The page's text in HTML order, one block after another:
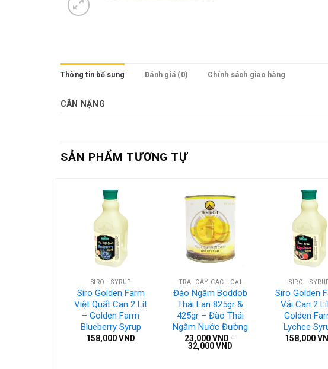
Thông tin bổ sung Đánh giá (0) Chính sách giao hàng
CÂN NẶNG
SẢN PHẨM TƯƠNG TỰ
SIRO - SYRUP
Siro Golden Farm
Việt Quất Can 2 Lít
– Golden Farm
Blueberry Syrup
158,000VND
TRÁI CÂY CÁC LOẠI
Đào Ngâm Boddob
Thái Lan 825gr &
425gr – Đào Thái
Ngâm Nước Đường
23,000VND –
32,000VNDKhoảng
SIRO -
Siro Golden
Vải Can 2
Golden
Lychee
158,000